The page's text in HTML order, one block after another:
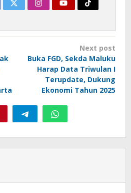
Next post
Buka FGD, Sekda Maluku
Harap Data Triwulan I
Terupdate, Dukung
Ekonomi Tahun 2025